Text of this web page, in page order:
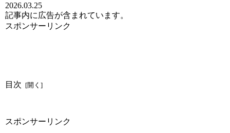
2026.03.25
記事内に広告が含まれています。
スポンサーリンク
目次
スポンサーリンク